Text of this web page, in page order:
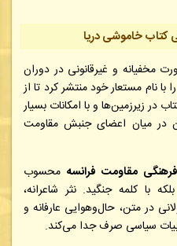
کتاب خاموشی دریا
در سال ۱۹۴۲ به‌صورت مخفیانه و غیرقانونی در دوران
نام مستعار خود منتشر کرد تا از
در زیرزمین‌ها و با امکانات بسیار
در میان اعضای جنبش مقاومت
مقاومت فرانسهمحسوب
با کلمه جنگید. نثر شاعرانه،
در متن، حال‌وهوایی عارفانه و
سیاسی صرف جدا می‌کند.